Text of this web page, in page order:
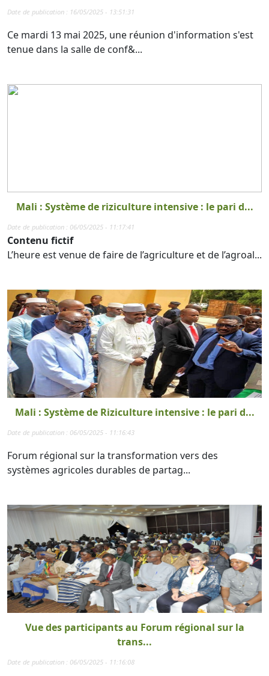
Date de publication : 16/05/2025 - 13:51:31
Ce mardi 13 mai 2025, une réunion d'information s'est
tenue dans la salle de conf&...
Mali : Système de riziculture intensive : le pari d...
Date de publication : 06/05/2025 - 11:17:41
Contenu fictif
L’heure est venue de faire de l’agriculture et de l’agroal...
Mali : Système de Riziculture intensive : le pari d...
Date de publication : 06/05/2025 - 11:16:43
Forum régional sur la transformation vers des
systèmes agricoles durables de partag...
Vue des participants au Forum régional sur la
trans...
Date de publication : 06/05/2025 - 11:16:08